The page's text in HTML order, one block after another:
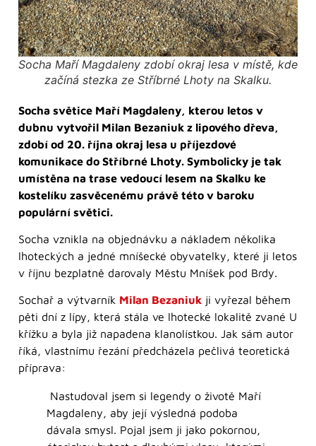
Socha Maří Magdaleny zdobí okraj lesa v místě, kde
začíná stezka ze Stříbrné Lhoty na Skalku.
Socha světice Maří Magdaleny, kterou letos v
dubnu vytvořil Milan Bezaniuk z lipového dřeva,
zdobí od 20. října okraj lesa u příjezdové
komunikace do Stříbrné Lhoty. Symbolicky je tak
umístěna na trase vedoucí lesem na Skalku ke
kostelíku zasvěcenému právě této v baroku
populární světici.
Socha vznikla na objednávku a nákladem několika
lhoteckých a jedné mníšecké obyvatelky, které ji letos
v říjnu bezplatně darovaly Městu Mníšek pod Brdy.
Sochař a výtvarník Milan Bezaniuk ji vyřezal během
pěti dní z lípy, která stála ve lhotecké lokalitě zvané U
křížku a byla již napadena klanolístkou. Jak sám autor
říká, vlastnímu řezání předcházela pečlivá teoretická
příprava:
Nastudoval jsem si legendy o životě Maří
Magdaleny, aby její výsledná podoba
dávala smysl. Pojal jsem ji jako pokornou,